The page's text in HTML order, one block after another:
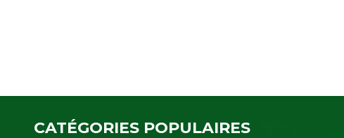
CATÉGORIES POPULAIRES